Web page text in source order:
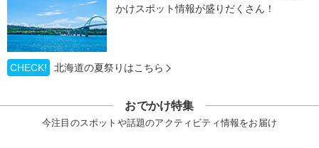
かけスポット情報が盛りだくさん！
CHECK! 北海道の夏祭りはこちら
おでかけ特集
今注目のスポットや話題のアクティビティ情報をお届け